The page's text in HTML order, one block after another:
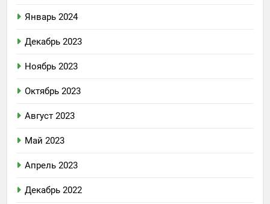
Январь 2024
Декабрь 2023
Ноябрь 2023
Октябрь 2023
Август 2023
Май 2023
Апрель 2023
Декабрь 2022